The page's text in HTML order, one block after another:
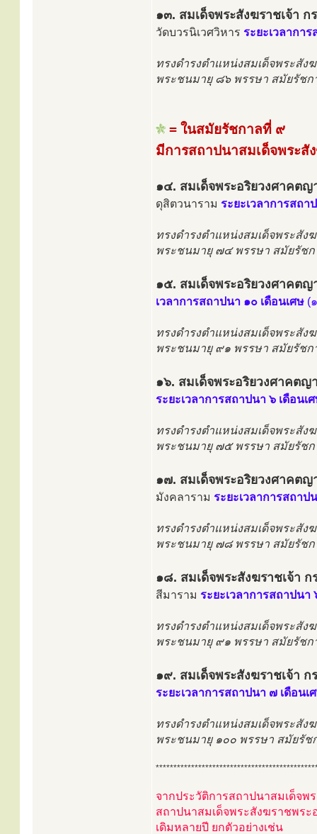
๑๓. สมเด็จพระสังฆราชเจ้า
วัดบวรนิเวศวิหาร ระยะเวลากา
ทรงดำรงตำแหน่งสมเด็จพระสั
พระชนมายุ ๘๖ พรรษา สมัยรัช
= ในสมัยรัชกาลที่ ๙
มีการสถาปนาสมเด็จพระสั
๑๔. สมเด็จพระอริยวงศาคต
ดุสิตวนาราม ระยะเวลาการสถา
ทรงดำรงตำแหน่งสมเด็จพระสั
พระชนมายุ ๗๔ พรรษา สมัยรัช
๑๕. สมเด็จพระอริยวงศาคต
เวลาการสถาปนา ๑๐ เดือนเศษ (
ทรงดำรงตำแหน่งสมเด็จพระสั
พระชนมายุ ๙๑ พรรษา สมัยรัช
๑๖. สมเด็จพระอริยวงศาคต
ระยะเวลาการสถาปนา ๖ เดือนเ
ทรงดำรงตำแหน่งสมเด็จพระสั
พระชนมายุ ๗๕ พรรษา สมัยรัช
๑๗. สมเด็จพระอริยวงศาคต
มังคลาราม ระยะเวลาการสถาป
ทรงดำรงตำแหน่งสมเด็จพระสั
พระชนมายุ ๗๘ พรรษา สมัยรัช
๑๘. สมเด็จพระสังฆราชเจ้า
สีมาราม ระยะเวลาการสถาปนา
ทรงดำรงตำแหน่งสมเด็จพระสั
พระชนมายุ ๙๑ พรรษา สมัยรัช
๑๙. สมเด็จพระสังฆราชเจ้า
ระยะเวลาการสถาปนา ๗ เดือนเ
ทรงดำรงตำแหน่งสมเด็จพระสั
พระชนมายุ ๑๐๐ พรรษา สมัยรัช
จากประวัติการสถาปนาสมเด็จพ
สถาปนาสมเด็จพระสังฆราชพร
เดิมหลายปี ยกตัวอย่างเช่น